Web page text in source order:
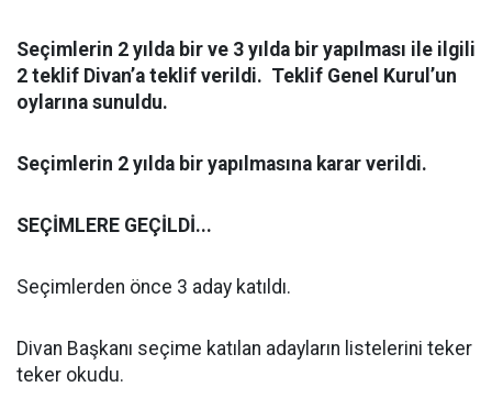
Seçimlerin 2 yılda bir ve 3 yılda bir yapılması ile ilgili
2 teklif Divan’a teklif verildi. Teklif Genel Kurul’un
oylarına sunuldu.
Seçimlerin 2 yılda bir yapılmasına karar verildi.
SEÇİMLERE GEÇİLDİ...
Seçimlerden önce 3 aday katıldı.
Divan Başkanı seçime katılan adayların listelerini teker
teker okudu.